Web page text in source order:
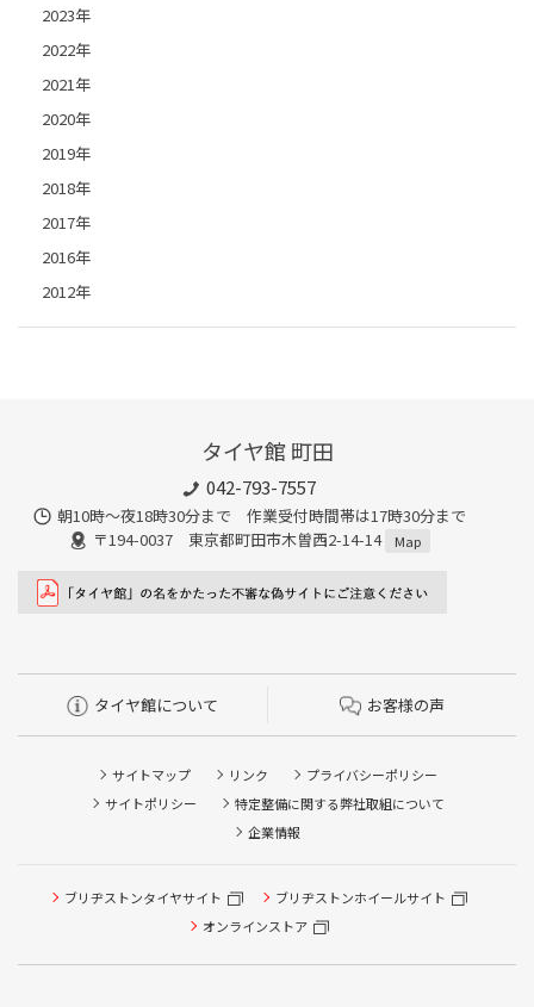
2023年
2022年
2021年
2020年
2019年
2018年
2017年
2016年
2012年
タイヤ館 町田
042-793-7557
朝10時～夜18時30分まで 作業受付時間帯は17時30分まで
〒194-0037 東京都町田市木曽西2-14-14
Map
タイヤ館について お客様の声
サイトマップ リンク
プライバシーポリシー
サイトポリシー
特定整備に関する弊社取組について
企業情報
ブリヂストンタイヤサイト
ブリヂストンホイールサイト
オンラインストア